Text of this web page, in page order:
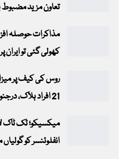
تعاون مزید مضبوط
مذاکرات حوصلہ
کھولی گئی تو
روس کی کیف پر
21 افراد ہلاک، درجنوں زخمی
میکسیکو؛ ٹک ٹاک
انفلوئنسر کو گولیاں